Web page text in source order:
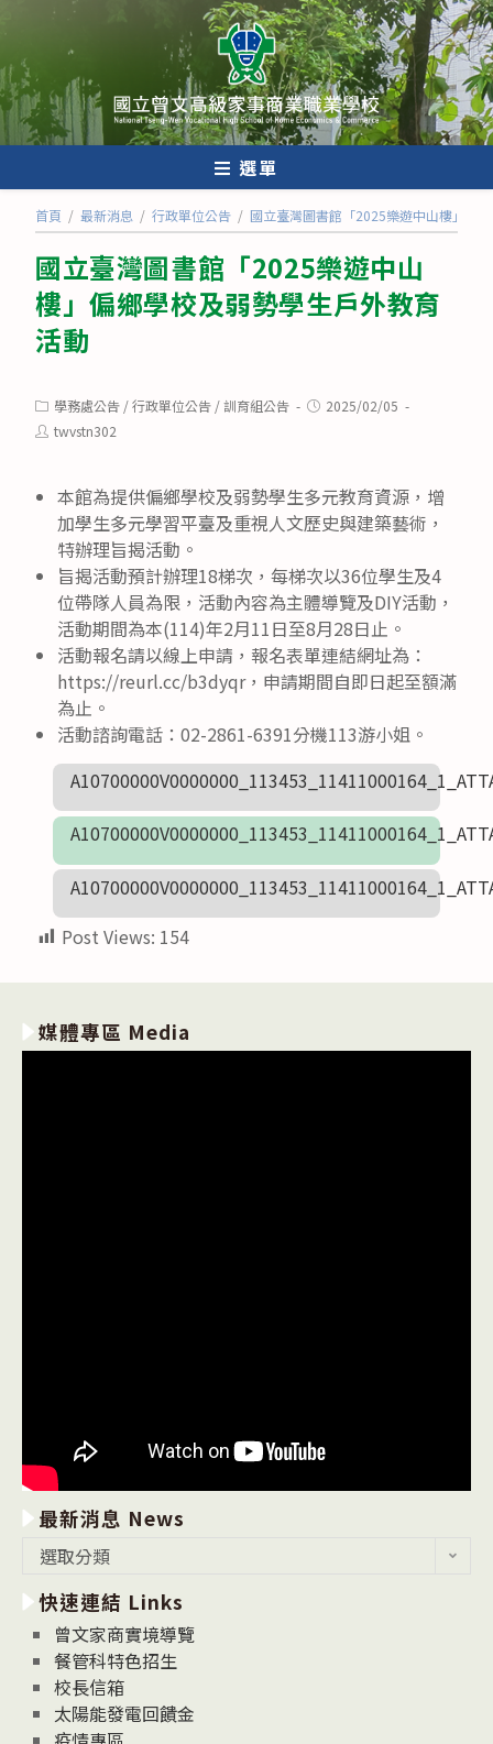
轉
至
主
要
內
選單
首頁 / 最新消息 / 行政單位公告 / 國立臺灣圖書館「2025樂遊中山樓」偏
國立臺灣圖書館「2025樂遊中山
樓」偏鄉學校及弱勢學生戶外教育
活動
Post
category:
學務處公告 /行政單位公告 /訓育組公告
Post2025/02/05
Posttwvstn302
本館為提供偏鄉學校及弱勢學生多元教育資源，增
加學生多元學習平臺及重視人文歷史與建築藝術，
特辦理旨揭活動。
旨揭活動預計辦理18梯次，每梯次以36位學生及4
位帶隊人員為限，活動內容為主體導覽及DIY活動，
活動期間為本(114)年2月11日至8月28日止。
活動報名請以線上申請，報名表單連結網址為：
https://reurl.cc/b3dyqr，申請期間自即日起至額滿
為止。
活動諮詢電話：02-2861-6391分機113游小姐。
Post Views: 154
媒體專區 Media
最新消息 News
消
息
News
選取分類
快速連結 Links
曾文家商實境導覽
餐管科特色招生
校長信箱
太陽能發電回饋金